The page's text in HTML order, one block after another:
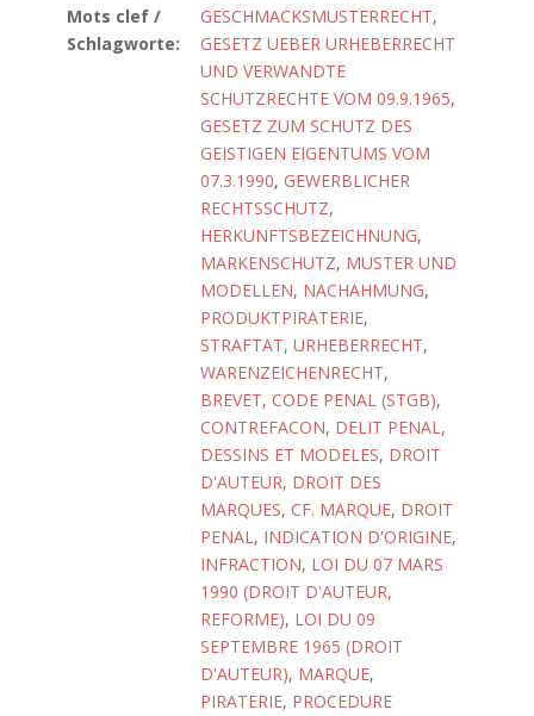
Mots clef /
Schlagworte:
GESCHMACKSMUSTERRECHT,
GESETZ UEBER URHEBERRECHT
UND VERWANDTE
SCHUTZRECHTE VOM 09.9.1965,
GESETZ ZUM SCHUTZ DES
GEISTIGEN EIGENTUMS VOM
07.3.1990, GEWERBLICHER
RECHTSSCHUTZ,
HERKUNFTSBEZEICHNUNG,
MARKENSCHUTZ, MUSTER UND
MODELLEN, NACHAHMUNG,
PRODUKTPIRATERIE,
STRAFTAT, URHEBERRECHT,
WARENZEICHENRECHT,
BREVET, CODE PENAL (STGB),
CONTREFACON, DELIT PENAL,
DESSINS ET MODELES, DROIT
D'AUTEUR, DROIT DES
MARQUES, CF. MARQUE, DROIT
PENAL, INDICATION D'ORIGINE,
INFRACTION, LOI DU 07 MARS
1990 (DROIT D'AUTEUR,
REFORME), LOI DU 09
SEPTEMBRE 1965 (DROIT
D'AUTEUR), MARQUE,
PIRATERIE, PROCEDURE